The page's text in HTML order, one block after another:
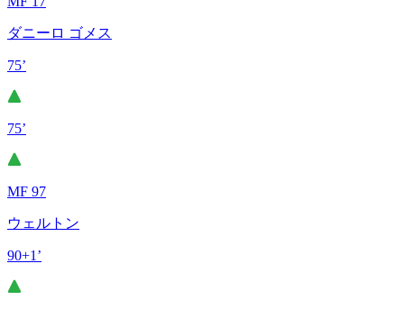
ダニーロ ゴメス
75’
75’
MF 97
ウェルトン
90+1’